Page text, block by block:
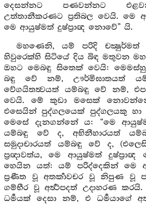
දෙසන්නට පණවන්නට
උත්තානීකරණට ප්‍රතිබල වෙයි. මෙ
මෙ ආයුෂ්මත් දුෂ්ප්‍රාඥ නොවේ” යි.
මහණෙනි, යම් පරිදි චක්‍ෂුර්මත්
හිවුරෙක්හි සිටියේ දිය බිඳ මතුවන
ඔහට මෙබඳු සිතෙක් වෙයි:
බඳු වේ නම්, ඌර්මිඝාතයත්
වේගයිතත්‍වයත් යම්බඳු වේ නම්,
වෙයි. මේ කුඩා මසෙක්
එසෙයින් පුද්ගලයෙක් පුද්ගලයකු හා
මෙසේ දැනගන්නේ ය: “මෙ
යම්බඳු වේ ද, අභිනීහාරයත්
සමුදාචාරයත් යම්බඳු වේ ද,
ප්‍රඥාවත්ය, මෙ ආයුෂ්මත්
හෙයින යත්: යම් පරිද්දෙකින් මෙ
ප්‍රණීත වූ අතර්‍කාවචර වූ නිපුණ වූ
ගම්භීර වූ අර්‍ත්‍ථපදත් උදාහරණ
ධර්‍මයක් දෙසා නම්, එ ධර්‍මයාගේ